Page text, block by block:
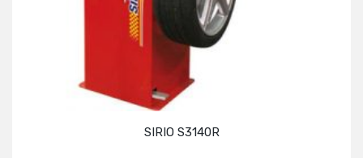
SIRIO S3140R